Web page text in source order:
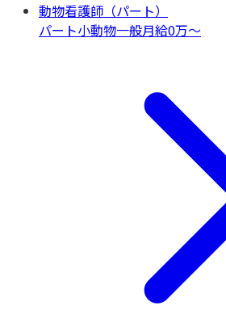
動物看護師（パート）
パート小動物一般月給0万〜